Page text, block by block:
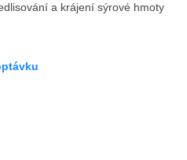
a krájení sýrové hmoty